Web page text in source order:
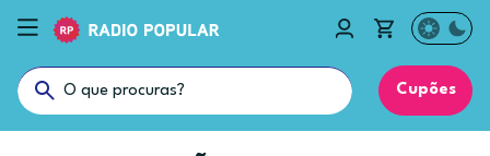
Cupões